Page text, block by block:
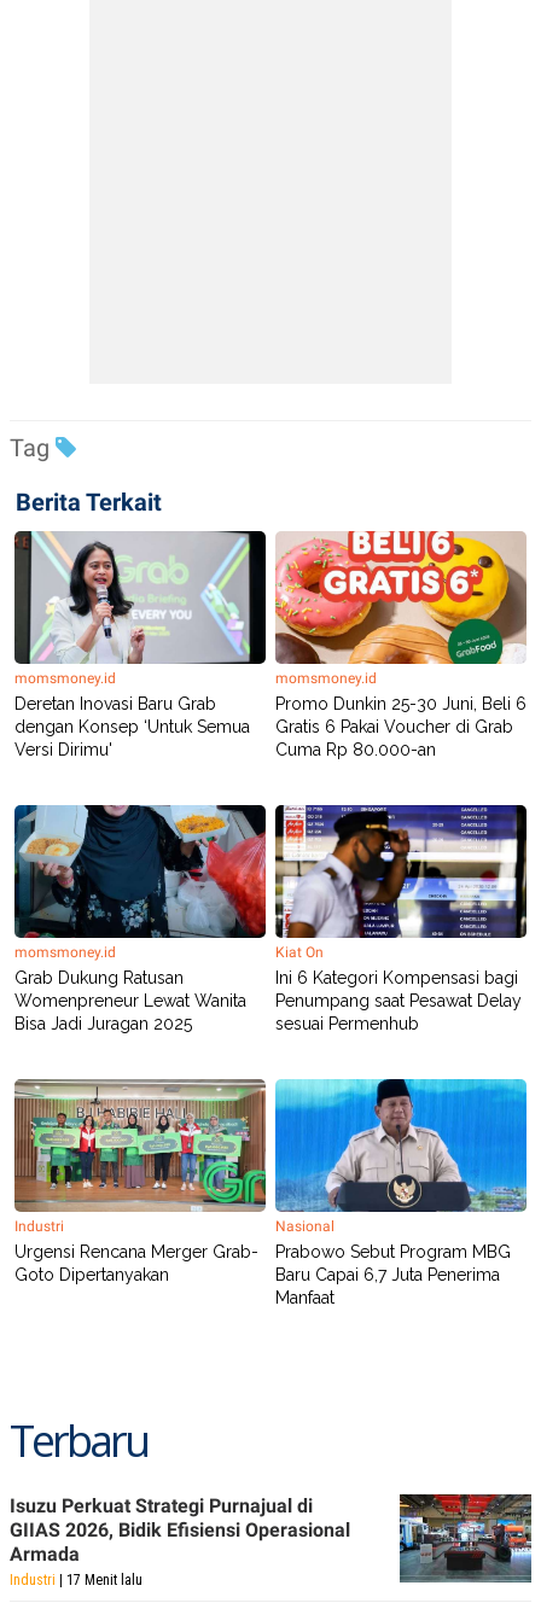
Tag
Berita Terkait
momsmoney.id
Deretan Inovasi Baru Grab
dengan Konsep ‘Untuk Semua
Versi Dirimu'
momsmoney.id
Promo Dunkin 25-30 Juni, Beli 6
Gratis 6 Pakai Voucher di Grab
Cuma Rp 80.000-an
momsmoney.id
Grab Dukung Ratusan
Womenpreneur Lewat Wanita
Bisa Jadi Juragan 2025
Kiat On
Ini 6 Kategori Kompensasi bagi
Penumpang saat Pesawat Delay
sesuai Permenhub
Industri
Urgensi Rencana Merger Grab-
Goto Dipertanyakan
Nasional
Prabowo Sebut Program MBG
Baru Capai 6,7 Juta Penerima
Manfaat
Terbaru
Isuzu Perkuat Strategi Purnajual di
GIIAS 2026, Bidik Efisiensi Operasional
Armada
Industri | 17 Menit lalu